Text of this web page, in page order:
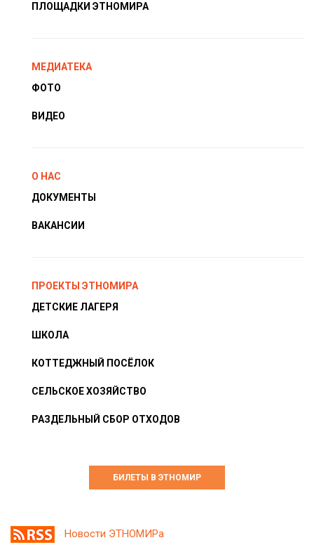
ПЛОЩАДКИ ЭТНОМИРА
МЕДИАТЕКА
ФОТО
ВИДЕО
О НАС
ДОКУМЕНТЫ
ВАКАНСИИ
ПРОЕКТЫ ЭТНОМИРА
ДЕТСКИЕ ЛАГЕРЯ
ШКОЛА
КОТТЕДЖНЫЙ ПОСЁЛОК
СЕЛЬСКОЕ ХОЗЯЙСТВО
РАЗДЕЛЬНЫЙ СБОР ОТХОДОВ
БИЛЕТЫ В ЭТНОМИР
Новости ЭТНОМИРа